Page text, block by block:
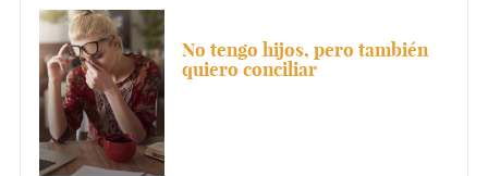
No tengo hijos, pero también
quiero conciliar